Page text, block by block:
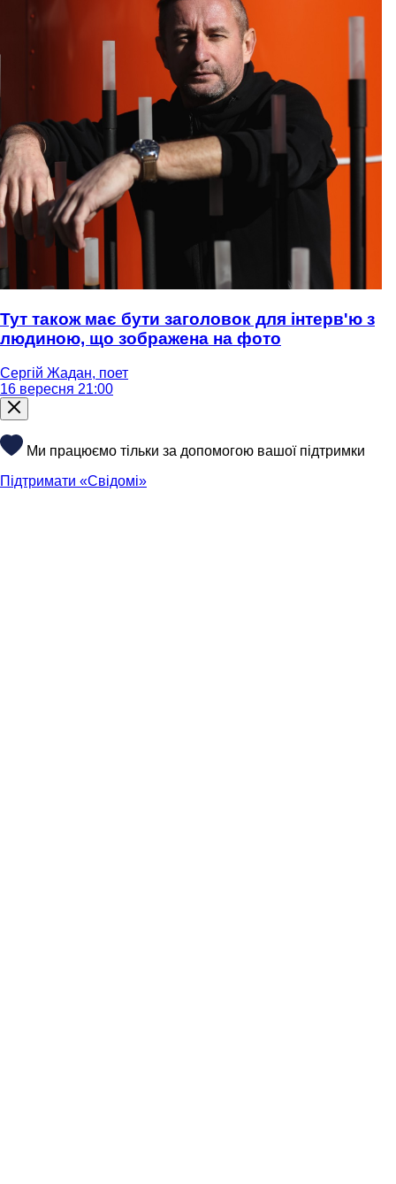
Тут також має бути заголовок для інтерв'ю з
людиною, що зображена на фото
Сергій Жадан, поет
16 вересня 21:00
Ми працюємо тільки за допомогою вашої підтримки
Підтримати «Свідомі»